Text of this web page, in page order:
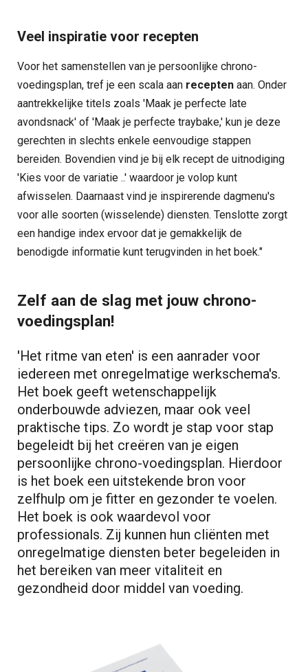
Veel inspiratie voor recepten
Voor het samenstellen van je persoonlijke chrono-
voedingsplan, tref je een scala aan recepten aan. Onder
aantrekkelijke titels zoals 'Maak je perfecte late
avondsnack' of 'Maak je perfecte traybake,' kun je deze
gerechten in slechts enkele eenvoudige stappen
bereiden. Bovendien vind je bij elk recept de uitnodiging
'Kies voor de variatie ..' waardoor je volop kunt
afwisselen. Daarnaast vind je inspirerende dagmenu's
voor alle soorten (wisselende) diensten. Tenslotte zorgt
een handige index ervoor dat je gemakkelijk de
benodigde informatie kunt terugvinden in het boek."
Zelf aan de slag met jouw chrono-
voedingsplan!
'Het ritme van eten' is een aanrader voor
iedereen met onregelmatige werkschema's.
Het boek geeft wetenschappelijk
onderbouwde adviezen, maar ook veel
praktische tips. Zo wordt je stap voor stap
begeleidt bij het creëren van je eigen
persoonlijke chrono-voedingsplan. Hierdoor
is het boek een uitstekende bron voor
zelfhulp om je fitter en gezonder te voelen.
Het boek is ook waardevol voor
professionals. Zij kunnen hun cliënten met
onregelmatige diensten beter begeleiden in
het bereiken van meer vitaliteit en
gezondheid door middel van voeding.